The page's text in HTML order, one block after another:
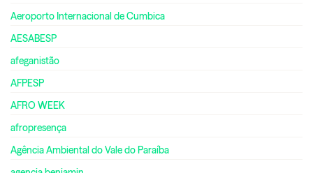
Aeroporto Internacional de Cumbica
AESABESP
afeganistão
AFPESP
AFRO WEEK
afropresença
Agência Ambiental do Vale do Paraíba